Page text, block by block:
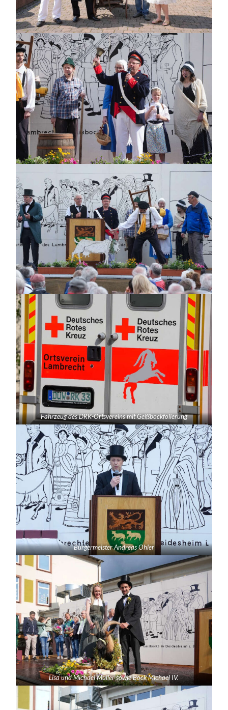
Fahrzeug des DRK-Ortsvereins mit Geißbockfolierung
Bürgermeister Andreas Ohler
Lisa und Michael Müller sowie Bock Michael IV.